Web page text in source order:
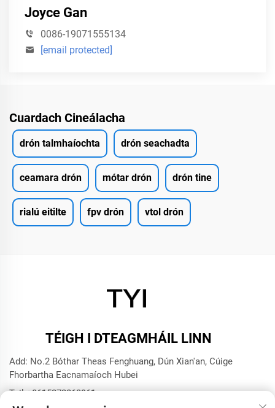
Joyce Gan
0086-19071555134
[email protected]
Cuardach Cineálacha
drón talmhaíochta drón seachadta
ceamara drón mótar drón drón tine
rialú eitilte fpv drón vtol drón
TÉIGH I DTEAGMHÁIL LINN
Add: No.2 Bóthar Theas Fenghuang, Dún Xian'an, Cúige
Fhorbartha Eacnamaíoch Hubei
Teil:+8615272063961